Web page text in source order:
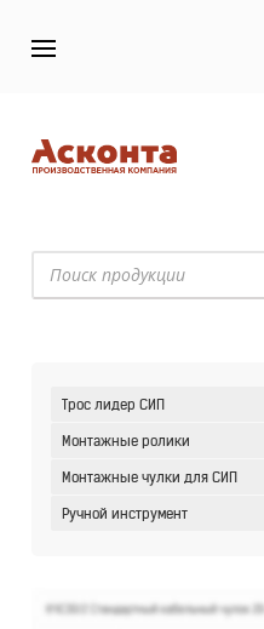
Трос лидер СИП
Монтажные ролики
Монтажные чулки для СИП
Ручной инструмент